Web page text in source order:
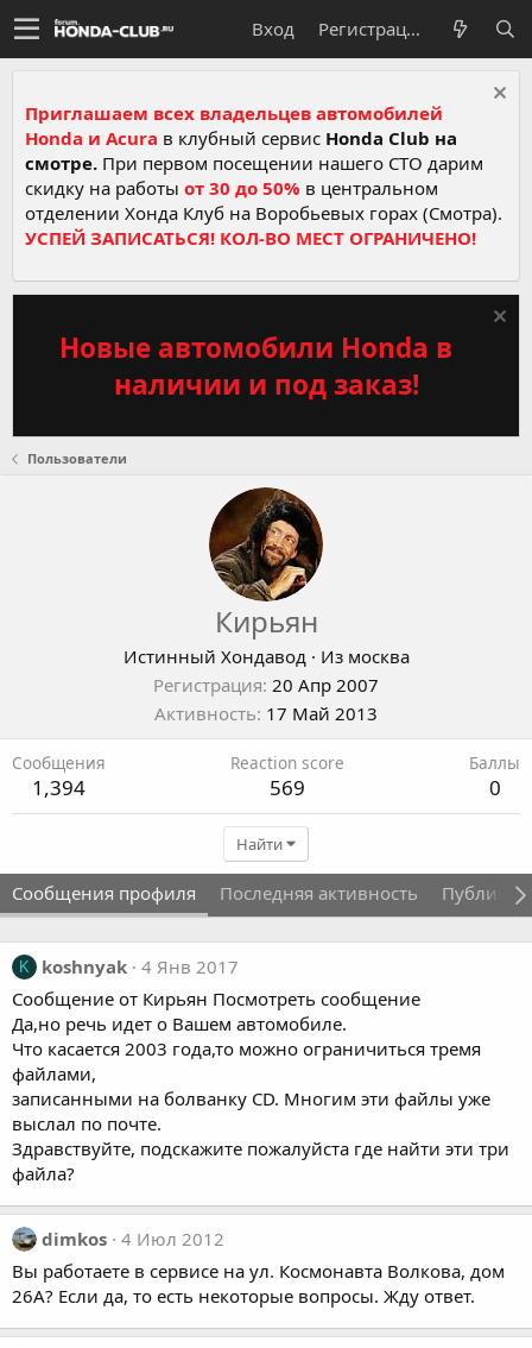
Вход Регистрация
Приглашаем всех владельцев автомобилей
Honda и Acura в клубный сервис Honda Club на
смотре. При первом посещении нашего СТО дарим
скидку на работы от 30 до 50% в центральном
отделении Хонда Клуб на Воробьевых горах (Смотра).
УСПЕЙ ЗАПИСАТЬСЯ! КОЛ-ВО МЕСТ ОГРАНИЧЕНО!
Новые автомобили Honda в
наличии и под заказ!
Пользователи
Кирьян
Истинный Хондавод · Из москва
Регистрация 20 Апр 2007
Активность 17 Май 2013
Сообщения
1,394
Reaction score
569
Баллы
0
Найти
Сообщения профиля Последняя активность
K koshnyak 4 Янв 2017
Сообщение от Кирьян Посмотреть сообщение
Да,но речь идет о Вашем автомобиле.
Что касается 2003 года,то можно ограничиться тремя
файлами,
записанными на болванку CD. Многим эти файлы уже
выслал по почте.
Здравствуйте, подскажите пожалуйста где найти эти три
файла?
dimkos 4 Июл 2012
Вы работаете в сервисе на ул. Космонавта Волкова, дом
26А? Если да, то есть некоторые вопросы. Жду ответ.